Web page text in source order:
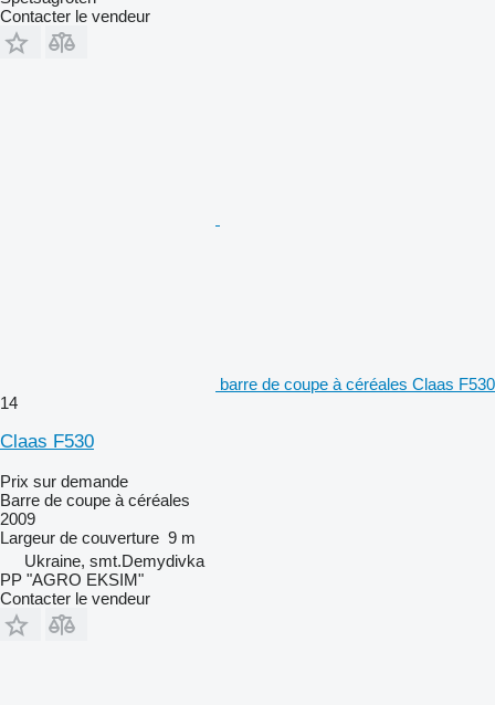
Contacter le vendeur
barre de coupe à céréales Claas F530
14
Claas F530
Prix sur demande
Barre de coupe à céréales
2009
Largeur de couverture 9 m
Ukraine, smt.Demydivka
PP "AGRO EKSIM"
Contacter le vendeur